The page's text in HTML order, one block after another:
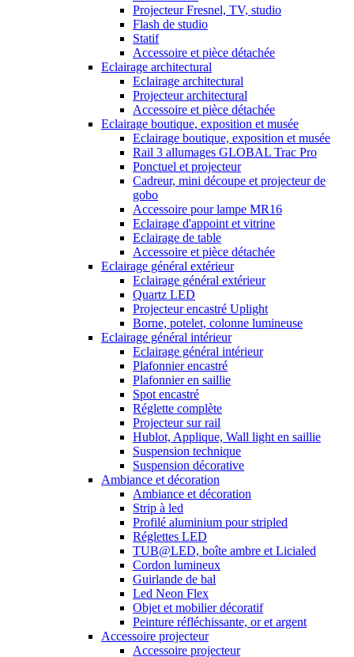
Projecteur Fresnel, TV, studio
Flash de studio
Statif
Accessoire et pièce détachée
Eclairage architectural
Eclairage architectural
Projecteur architectural
Accessoire et pièce détachée
Eclairage boutique, exposition et musée
Eclairage boutique, exposition et musée
Rail 3 allumages GLOBAL Trac Pro
Ponctuel et projecteur
Cadreur, mini découpe et projecteur de
gobo
Accessoire pour lampe MR16
Eclairage d'appoint et vitrine
Eclairage de table
Accessoire et pièce détachée
Eclairage général extérieur
Eclairage général extérieur
Quartz LED
Projecteur encastré Uplight
Borne, potelet, colonne lumineuse
Eclairage général intérieur
Eclairage général intérieur
Plafonnier encastré
Plafonnier en saillie
Spot encastré
Réglette complète
Projecteur sur rail
Hublot, Applique, Wall light en saillie
Suspension technique
Suspension décorative
Ambiance et décoration
Ambiance et décoration
Strip à led
Profilé aluminium pour stripled
Réglettes LED
TUB@LED, boîte ambre et Licialed
Cordon lumineux
Guirlande de bal
Led Neon Flex
Objet et mobilier décoratif
Peinture réfléchissante, or et argent
Accessoire projecteur
Accessoire projecteur